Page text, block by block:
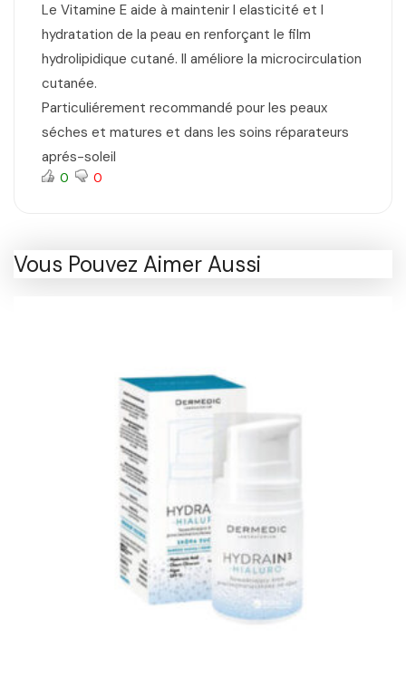
Le Vitamine E aide à maintenir l elasticité et l
hydratation de la peau en renforçant le film
hydrolipidique cutané. Il améliore la microcirculation
cutanée.
Particuliérement recommandé pour les peaux
séches et matures et dans les soins réparateurs
aprés-soleil
0 0
Vous Pouvez Aimer Aussi